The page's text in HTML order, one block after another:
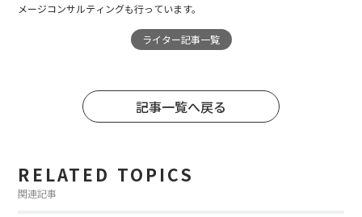
メージコンサルティングも行っています。
ライター記事一覧
記事一覧へ戻る
RELATED TOPICS
関連記事